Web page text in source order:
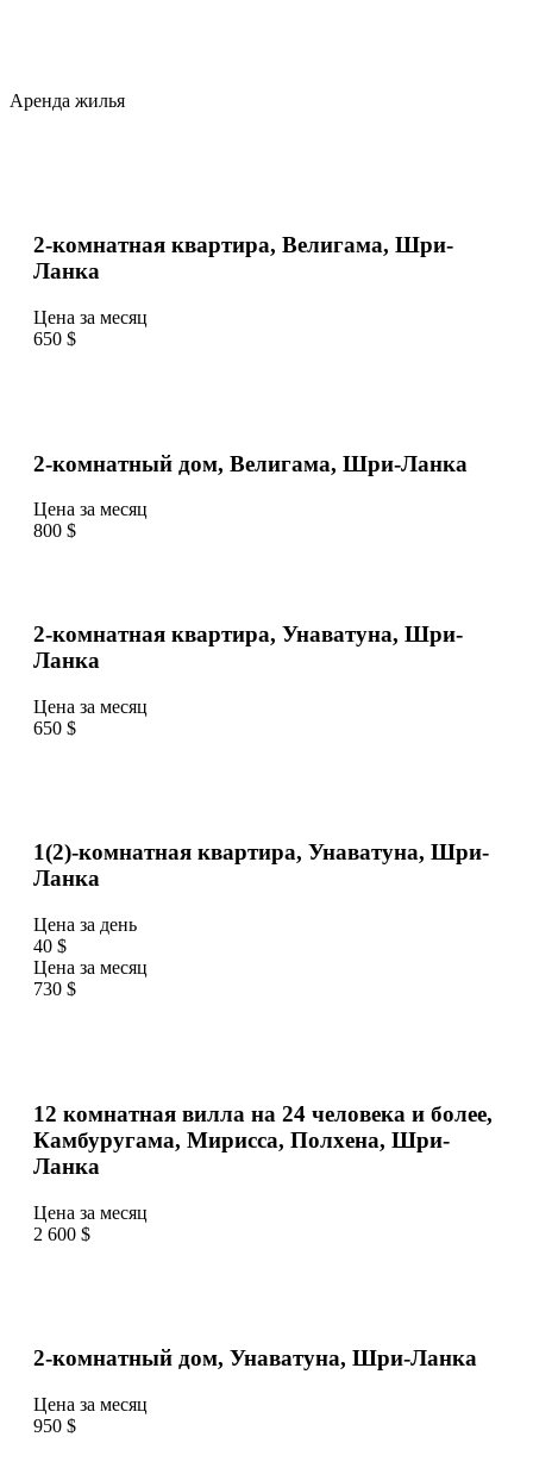
Аренда жилья
2-комнатная квартира, Велигама, Шри-
Ланка
Цена за месяц
650 $
2-комнатный дом, Велигама, Шри-Ланка
Цена за месяц
800 $
2-комнатная квартира, Унаватуна, Шри-
Ланка
Цена за месяц
650 $
1(2)-комнатная квартира, Унаватуна, Шри-
Ланка
Цена за день
40 $
Цена за месяц
730 $
12 комнатная вилла на 24 человека и более,
Камбуругама, Мирисса, Полхена, Шри-
Ланка
Цена за месяц
2 600 $
2-комнатный дом, Унаватуна, Шри-Ланка
Цена за месяц
950 $